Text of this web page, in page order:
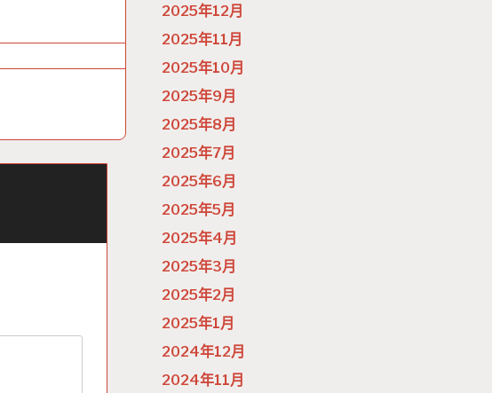
2025年12月
2025年11月
2025年10月
2025年9月
2025年8月
2025年7月
2025年6月
2025年5月
2025年4月
2025年3月
2025年2月
2025年1月
2024年12月
2024年11月